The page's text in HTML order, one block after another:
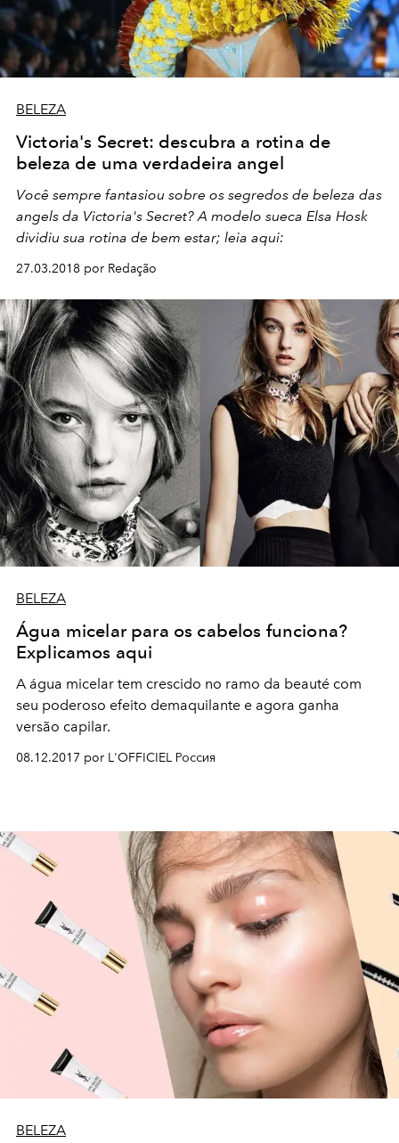
BELEZA
Victoria's Secret: descubra a rotina de
beleza de uma verdadeira angel
Você sempre fantasiou sobre os segredos de beleza das
angels da Victoria's Secret? A modelo sueca Elsa Hosk
dividiu sua rotina de bem estar; leia aqui:
27.03.2018 por Redação
BELEZA
Água micelar para os cabelos funciona?
Explicamos aqui
A água micelar tem crescido no ramo da beauté com
seu poderoso efeito demaquilante e agora ganha
versão capilar.
08.12.2017 por L'OFFICIEL Россия
BELEZA